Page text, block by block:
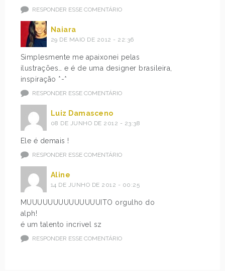
RESPONDER ESSE COMENTÁRIO
Naiara
29 DE MAIO DE 2012 - 22:36
Simplesmente me apaixonei pelas
ilustrações… e é de uma designer brasileira,
inspiração *-*
RESPONDER ESSE COMENTÁRIO
Luiz Damasceno
08 DE JUNHO DE 2012 - 23:38
Ele é demais !
RESPONDER ESSE COMENTÁRIO
Aline
14 DE JUNHO DE 2012 - 00:25
MUUUUUUUUUUUUUUITO orgulho do
alph!
é um talento incrivel sz
RESPONDER ESSE COMENTÁRIO